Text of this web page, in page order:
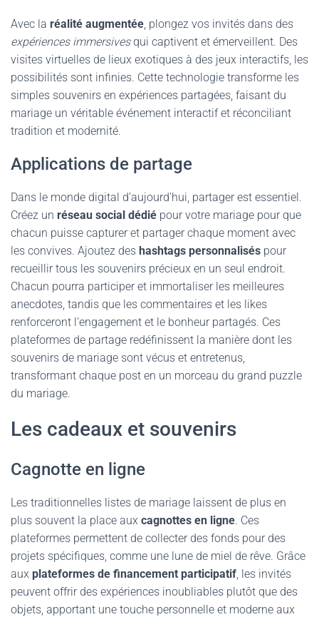
Avec la réalité augmentée, plongez vos invités dans des
expériences immersivesqui captivent et émerveillent. Des
visites virtuelles de lieux exotiques à des jeux interactifs, les
possibilités sont infinies. Cette technologie transforme les
simples souvenirs en expériences partagées, faisant du
mariage un véritable événement interactif et réconciliant
tradition et modernité.
Applications de partage
Dans le monde digital d’aujourd’hui, partager est essentiel.
Créez un réseau social dédié pour votre mariage pour que
chacun puisse capturer et partager chaque moment avec
les convives. Ajoutez des hashtags personnalisés pour
recueillir tous les souvenirs précieux en un seul endroit.
Chacun pourra participer et immortaliser les meilleures
anecdotes, tandis que les commentaires et les likes
renforceront l’engagement et le bonheur partagés. Ces
plateformes de partage redéfinissent la manière dont les
souvenirs de mariage sont vécus et entretenus,
transformant chaque post en un morceau du grand puzzle
du mariage.
Les cadeaux et souvenirs
Cagnotte en ligne
Les traditionnelles listes de mariage laissent de plus en
plus souvent la place aux cagnottes en ligne. Ces
plateformes permettent de collecter des fonds pour des
projets spécifiques, comme une lune de miel de rêve. Grâce
aux plateformes de financement participatif, les invités
peuvent offrir des expériences inoubliables plutôt que des
objets, apportant une touche personnelle et moderne aux